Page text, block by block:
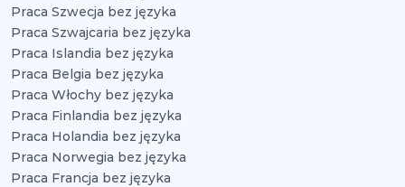
Praca Szwecja bez języka
Praca Szwajcaria bez języka
Praca Islandia bez języka
Praca Belgia bez języka
Praca Włochy bez języka
Praca Finlandia bez języka
Praca Holandia bez języka
Praca Norwegia bez języka
Praca Francja bez języka